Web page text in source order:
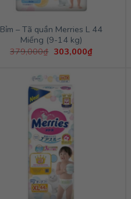
Bỉm – Tã quần Merries L 44
Miếng (9-14 kg)
379,000₫ Giá
379,000₫.
303,000₫Giá
hiện